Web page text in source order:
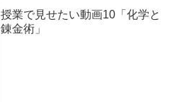
授業で見せたい動画10「化学と
錬金術」